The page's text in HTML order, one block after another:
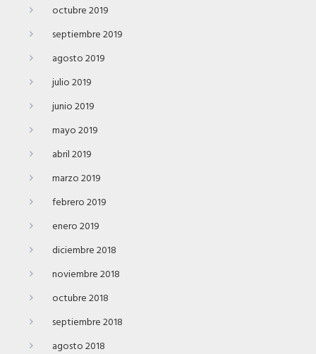
octubre 2019
septiembre 2019
agosto 2019
julio 2019
junio 2019
mayo 2019
abril 2019
marzo 2019
febrero 2019
enero 2019
diciembre 2018
noviembre 2018
octubre 2018
septiembre 2018
agosto 2018